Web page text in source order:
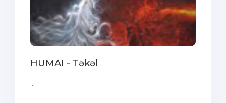
HUMAI - Təkəl
...